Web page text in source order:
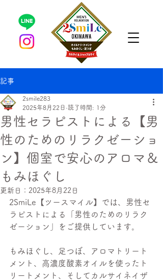
記事
男性セラピストによる【男
性のためのリラクゼーショ
ン】個室で安心のアロマ＆
もみほぐし
2smile283
2025年8月22日 読了時間: 1分
更新日： 2025年8月22日
2SmiLe【ツースマイル】では、男性セ
ラピストによる「男性のためのリラク
ゼーション」をご提供しています。
もみほぐし、足つぼ、アロマトリート
メント、高濃度酸素オイルを使ったト
リートメント、そしてカルサイネイザ